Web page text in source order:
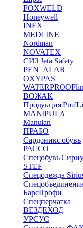
FOXWELD
Honeywell
INEX
MEDLINE
Nordman
NOVATEX
СИЗ Jeta Safety
PENTALAB
OXYPAS
ВОЖАК
Продукция
MANIPULA
Manulan
ПРАБО
Сардоникс обувь
РАССО
Спецобувь
STEP
Спецодежда
БарсПрофи
Спецперчатка
ВЕЗДЕХОД
УРСУС